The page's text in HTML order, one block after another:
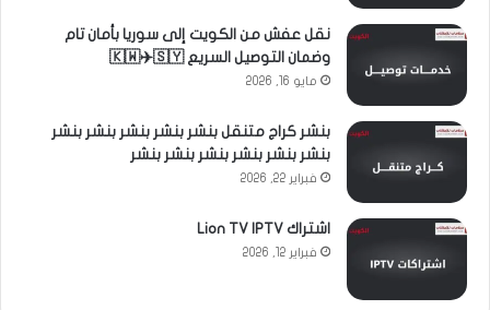
نقل عفش من الكويت إلى سوريا بأمان تام
وضمان التوصيل السريع 🇰🇼✈️🇸🇾
مايو 16, 2026
بنشر كراج متنقل بنشر بنشر بنشر بنشر بنشر
بنشر بنشر بنشر بنشر بنشر بنشر
فبراير 22, 2026
اشتراك Lion TV IPTV
فبراير 12, 2026